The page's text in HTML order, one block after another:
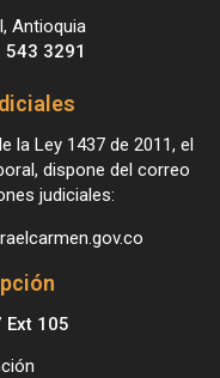
Antioquia
3291
la Ley 1437 de 2011, el
dispone del correo
judiciales:
Ext 105